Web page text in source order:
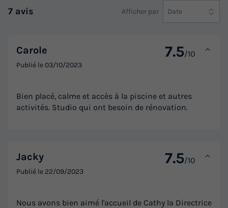
7 avis Afficher par Date
Carole 7.5/10
Publié le03/10/2023
Bien placé, calme et accès à la piscine et autres
activités. Studio qui ont besoin de rénovation.
Jacky 7.5/10
Publié le 22/09/2023
Nous avons bien aimé l'accueil de Cathy la Directrice